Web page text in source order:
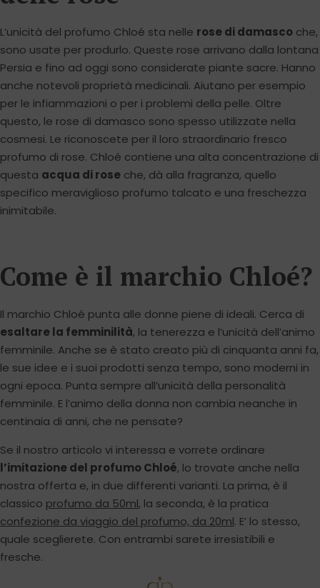
L’unicità del profumo Chloé sta nelle rose di damasco che,
sono usate per produrlo. Queste rose arrivano dalla lontana
Persia e fino ad oggi sono considerate piante sacre. Hanno
anche notevoli proprietà medicinali. Aiutano per esempio
per le infiammazioni o per i problemi della pelle. Oltre
questo, le rose di damasco sono spesso utilizzate nella
cosmesi. Le riconoscete per il loro straordinario fresco
profumo di rose. Chloé contiene una alta concentrazione di
questa acqua di rose che, dà alla fragranza, quello
specifico meraviglioso profumo talcato e una freschezza
inimitabile.
Come è il marchio Chloé?
Il marchio Chloé punta alle donne piene di ideali. Cerca di
esaltare la femminilità, la tenerezza e l’unicità dell’animo
femminile. Anche se è stato creato più di cinquanta anni fa,
le sue idee e i suoi prodotti senza tempo, sono moderni in
ogni epoca. Punta sempre all’unicità della personalità
femminile. E l’animo della donna non cambia neanche in
centinaia di anni, che ne pensate?
Se il nostro articolo vi interessa e vorrete ordinare
l’imitazione del profumo Chloé, lo trovate anche nella
nostra offerta e, in due differenti varianti. La prima, è il
classico profumo da 50ml, la seconda, è la pratica
confezione da viaggio del profumo, da 20ml. E’ lo stesso,
quale sceglierete. Con entrambi sarete irresistibili e
fresche.